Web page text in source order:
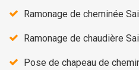
Ramonage de cheminée
Ramonage de chaudière
Pose de chapeau de